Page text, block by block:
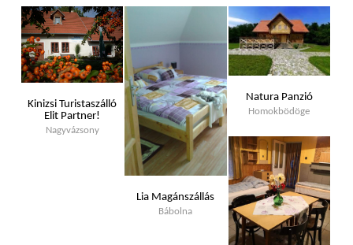
Kinizsi Turistaszálló
Elit Partner!
Nagyvázsony
Lia Magánszállás
Bábolna
Natura Panzió
Homokbödöge